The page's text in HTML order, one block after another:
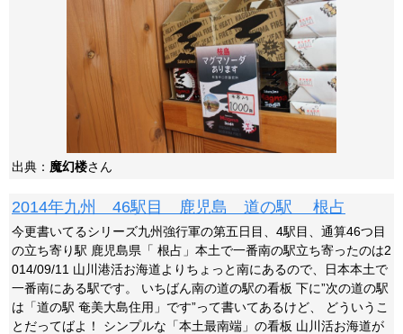
出典： 魔幻楼さん
2014年九州 46駅目 鹿児島 道の駅 根占
今更書いてるシリーズ九州強行軍の第五日目、4駅目、通算46つ目
の立ち寄り駅 鹿児島県「 根占」本土で一番南の駅立ち寄ったのは2
014/09/11 山川港活お海道よりちょっと南にあるので、日本本土で
一番南にある駅です。 いちばん南の道の駅の看板 下に”次の道の駅
は「道の駅 奄美大島住用」です”って書いてあるけど、 どういうこ
とだってばよ！ シンプルな「本土最南端」の看板 山川活お海道が